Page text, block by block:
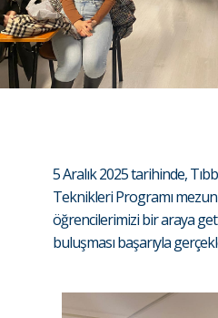
5 Aralık 2025 tarihinde,
Teknikleri Programı
öğrencilerimizi bir araya
buluşması başarıyla